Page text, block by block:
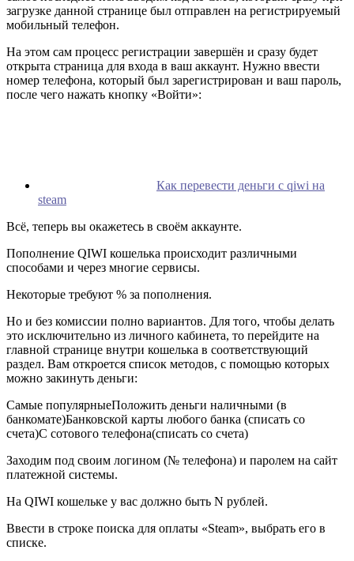
загрузке данной странице был отправлен на регистрируемый
мобильный телефон.
На этом сам процесс регистрации завершён и сразу будет
открыта страница для входа в ваш аккаунт. Нужно ввести
номер телефона, который был зарегистрирован и ваш пароль,
после чего нажать кнопку «Войти»:
Как перевести деньги с qiwi на
steam
Всё, теперь вы окажетесь в своём аккаунте.
Пополнение QIWI кошелька происходит различными
способами и через многие сервисы.
Некоторые требуют % за пополнения.
Но и без комиссии полно вариантов. Для того, чтобы делать
это исключительно из личного кабинета, то перейдите на
главной странице внутри кошелька в соответствующий
раздел. Вам откроется список методов, с помощью которых
можно закинуть деньги:
Самые популярныеПоложить деньги наличными (в
банкомате)Банковской карты любого банка (списать со
счета)С сотового телефона(списать со счета)
Заходим под своим логином (№ телефона) и паролем на сайт
платежной системы.
На QIWI кошельке у вас должно быть N рублей.
Ввести в строке поиска для оплаты «Steam», выбрать его в
списке.